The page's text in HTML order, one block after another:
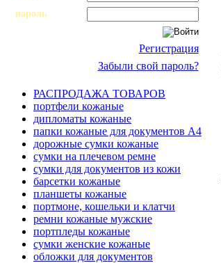
пароль
Регистрация
Забыли свой пароль?
РАСПРОДАЖА ТОВАРОВ
портфели кожаные
дипломаты кожаные
папки кожаные для документов А4
дорожные сумки кожаные
сумки на плечевом ремне
сумки для документов из кожи
барсетки кожаные
планшеты кожаные
портмоне, кошельки и клатчи
ремни кожаные мужские
портпледы кожаные
сумки женские кожаные
обложки для документов